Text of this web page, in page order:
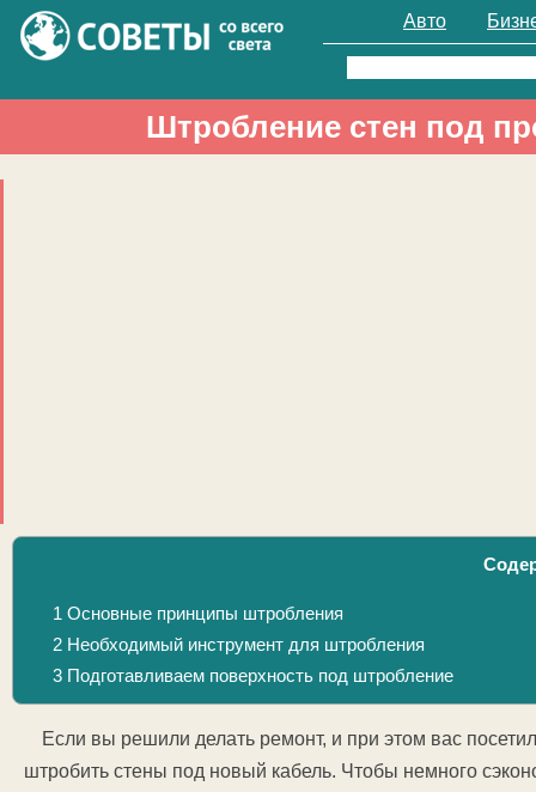
Авто
Найти:
Штробление стен под
1 Основные принципы штробления
2Необходимый инструмент для штробления
3Подготавливаем поверхность под штробление
Если вы решили делать ремонт, и при этом вас
штробить стены под новый кабель. Чтобы немного